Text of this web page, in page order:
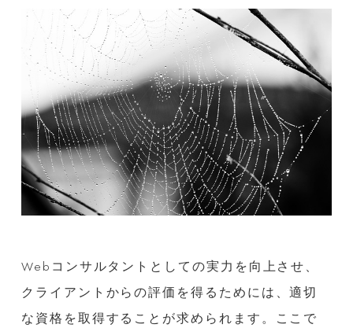
Webコンサルタントとしての実力を向上させ、
クライアントからの評価を得るためには、適切
な資格を取得することが求められます。ここで